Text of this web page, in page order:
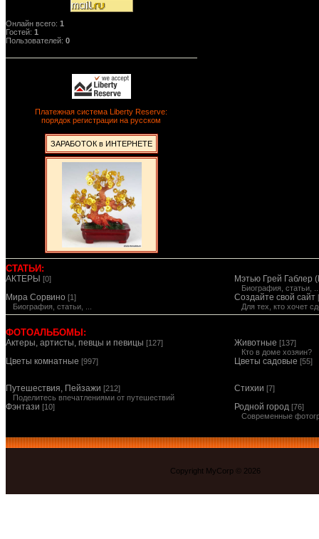
Онлайн всего: 1
Гостей: 1
Пользователей: 0
Платежная система Liberty Reserve:
порядок регистрации на русском
ЗАРАБОТОК в ИНТЕРНЕТЕ
СТАТЬИ:
АКТЕРЫ [0] Мэтью Грей Габлер
Биография, статьи,
Мира Сорвино [1]
Биография, статьи, ...
Создайте свой сайт
Для тех, кто хочет
ФОТОАЛЬБОМЫ:
Актеры, артисты, певцы и певицы [127] Животные [137]
Кто в доме хозяин?
Цветы комнатные [997] Цветы садовые [55]
Путешествия, Пейзажи [212]
Поделитесь впечатлениями от путешествий
Стихии [7]
Фэнтази [10] Родной город [76]
Современные
Copyright MyCorp © 2026